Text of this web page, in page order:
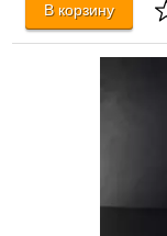
В корзину